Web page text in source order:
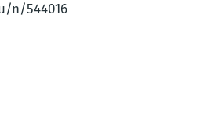
n/544016